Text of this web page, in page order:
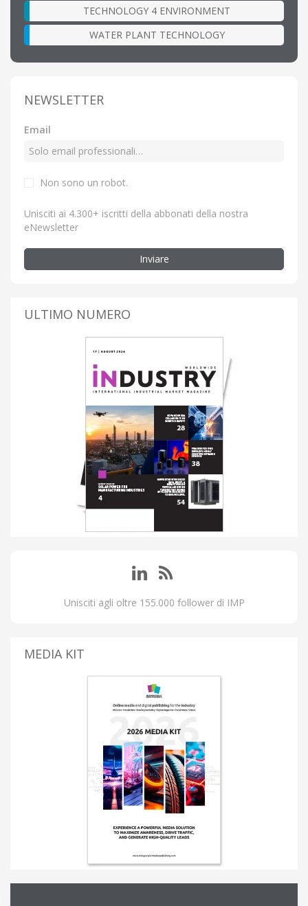
TECHNOLOGY 4 ENVIRONMENT
WATER PLANT TECHNOLOGY
NEWSLETTER
Email
Non sono un robot.
Unisciti ai 4.300+ iscritti della abbonati della nostra
eNewsletter
Inviare
ULTIMO NUMERO
Unisciti agli oltre 155.000 follower di IMP
MEDIA KIT